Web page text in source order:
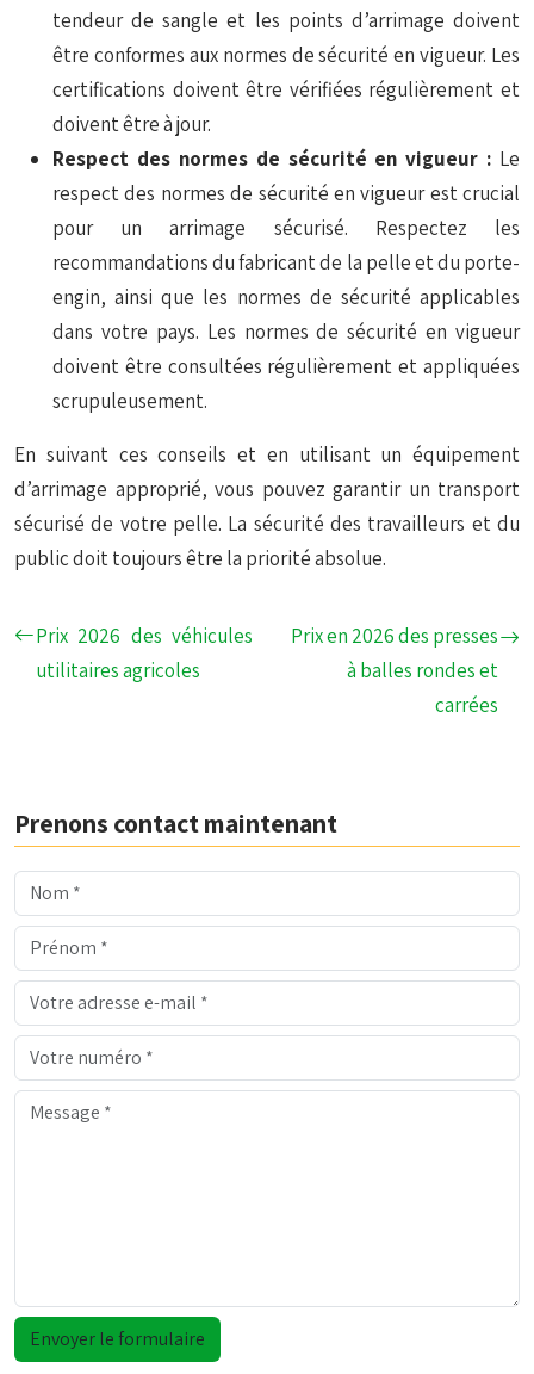
tendeur de sangle et les points d’arrimage doivent
être conformes aux normes de sécurité en vigueur. Les
certifications doivent être vérifiées régulièrement et
doivent être à jour.
Respect des normes de sécurité en vigueur : Le
respect des normes de sécurité en vigueur est crucial
pour un arrimage sécurisé. Respectez les
recommandations du fabricant de la pelle et du porte-
engin, ainsi que les normes de sécurité applicables
dans votre pays. Les normes de sécurité en vigueur
doivent être consultées régulièrement et appliquées
scrupuleusement.
En suivant ces conseils et en utilisant un équipement
d’arrimage approprié, vous pouvez garantir un transport
sécurisé de votre pelle. La sécurité des travailleurs et du
public doit toujours être la priorité absolue.
Prix 2026 des véhicules
utilitaires agricoles
Prix en 2026 des presses
à balles rondes et
carrées
Prenons contact maintenant